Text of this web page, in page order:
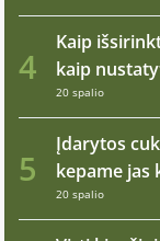
4
Kaip
kaip
20 spalio
5
Įdarytos
kepame jas
20 spalio